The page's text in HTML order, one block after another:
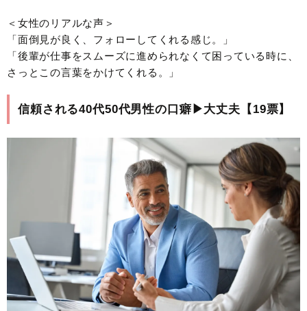
＜女性のリアルな声＞
「面倒見が良く、フォローしてくれる感じ。」
「後輩が仕事をスムーズに進められなくて困っている時に、
さっとこの言葉をかけてくれる。」
信頼される40代50代男性の口癖▶︎大丈夫【19票】